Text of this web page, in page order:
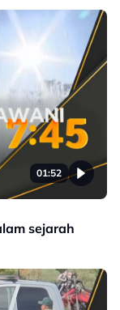
01:52
sejarah